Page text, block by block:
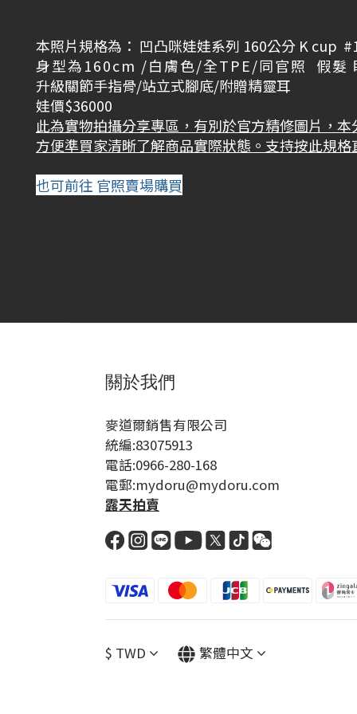
本照片規格為： 凹凸咪娃娃系列 160公分 K cup
身型為160cm /白膚色/全TPE/同官照 假髮
升級關節手指骨/站立式腳底/附贈精靈耳
娃價$36000
此為實物拍攝分享專區，有別於官方精修圖片，
方便準買家清晰了解商品實際狀態。支持按此規
也可前往 官照賣場購買
關於我們
麥道爾銷售有限公司
統編:83075913
電話:0966-280-168
電郵:mydoru@mydoru.com
露天拍賣
$ TWD 繁體中文